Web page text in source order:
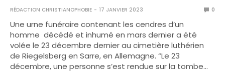
RÉDACTION CHRISTIANOPHOBIE 17 JANVIER 2023 0
Une urne funéraire contenant les cendres d’un
homme décédé et inhumé en mars dernier a été
volée le 23 décembre dernier au cimetière luthérien
de Riegelsberg en Sarre, en Allemagne. “Le 23
décembre, une personne s’est rendue sur la tombe…